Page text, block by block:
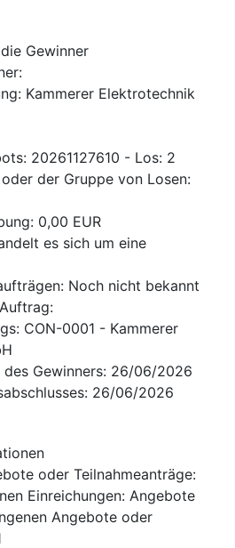
Gewinner
:
: Kammerer Elektrotechnik
: 20261127610 - Los: 2
der Gruppe von Losen:
: 0,00 EUR
es sich um eine
: Noch nicht bekannt
:
: CON-0001 - Kammerer
Gewinners: 26/06/2026
: 26/06/2026
oder Teilnahmeanträge:
Einreichungen: Angebote
Angebote oder